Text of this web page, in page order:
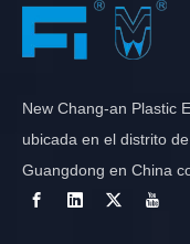
New Chang-an Plastic
ubicada en el distrito
Guangdong en China